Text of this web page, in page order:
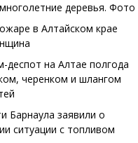
деревья. Фото
в Алтайском крае
деспот на Алтае полгода
черенком и шлангом
Барнаула заявили о
ситуации с топливом